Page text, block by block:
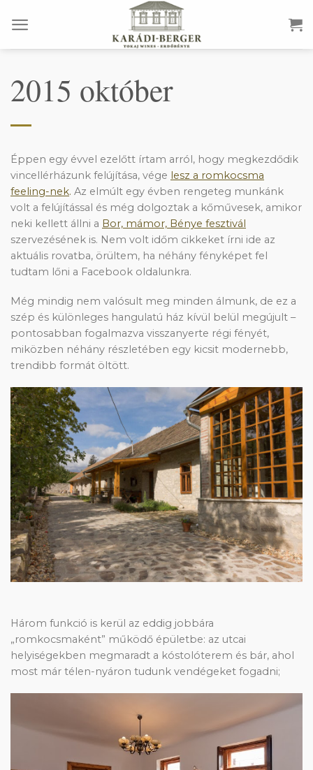
2015 október
Éppen egy évvel ezelőtt írtam arról, hogy megkezdődik
vincellérházunk felújítása, vége lesz a romkocsma
feeling-nek. Az elmúlt egy évben rengeteg munkánk
volt a felújítással és még dolgoztak a kőművesek, amikor
neki kellett állni a Bor, mámor, Bénye fesztivál
szervezésének is. Nem volt időm cikkeket írni ide az
aktuális rovatba, örültem, ha néhány fényképet fel
tudtam lőni a Facebook oldalunkra.
Még mindig nem valósult meg minden álmunk, de ez a
szép és különleges hangulatú ház kívül belül megújult –
pontosabban fogalmazva visszanyerte régi fényét,
miközben néhány részletében egy kicsit modernebb,
trendibb formát öltött.
Három funkció is kerül az eddig jobbára
„romkocsmaként” működő épületbe: az utcai
helyiségekben megmaradt a kóstolóterem és bár, ahol
most már télen-nyáron tudunk vendégeket fogadni;